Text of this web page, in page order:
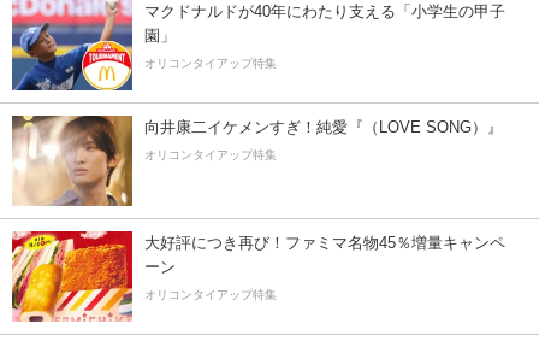
マクドナルドが40年にわたり支える「小学生の甲子
園」
オリコンタイアップ特集
向井康二イケメンすぎ！純愛『（LOVE SONG）』
オリコンタイアップ特集
大好評につき再び！ファミマ名物45％増量キャンペ
ーン
オリコンタイアップ特集